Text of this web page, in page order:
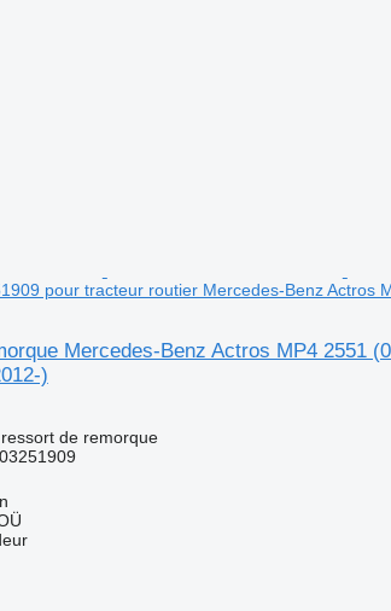
pour tracteur routier Mercedes-Benz Actros
Mercedes-Benz Actros MP4 2551
)
de remorque